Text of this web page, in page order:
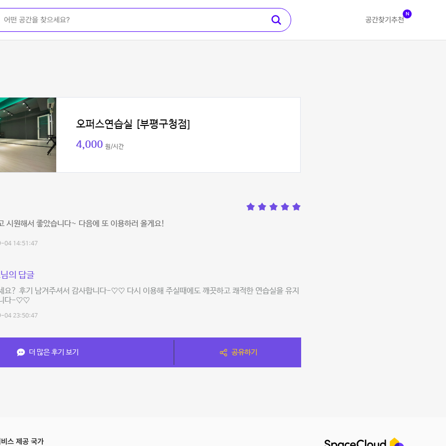
공간찾기 추천
N
오퍼스연습실 [부평구청점]
4,000 원/시간
시원해서 좋았습니다~ 다음에 또 이용하러 올게요!
04 14:51:47
의 답글
요? 후기 남겨주셔서 감사합니다-♡♡ 다시 이용해 주실때에도 깨끗하고 쾌적한 연습실을 유지
다-♡♡
04 23:50:47
더 많은 후기 보기 공유하기
스 제공 국가